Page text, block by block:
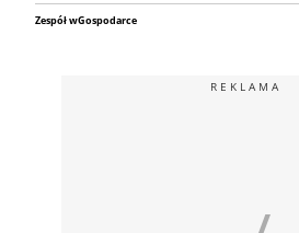
Zespół wGospodarce
REKLAMA